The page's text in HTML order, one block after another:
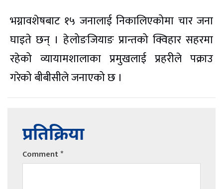
भग्नावशेषबाट १५ जनालाई निकालिएकोमा चार जना
घाइते छन् । हेलोङजियाङ प्रान्तको क्विहार सहरमा
रहेको व्यायामशालाका प्रमुखलाई प्रहरीले पक्राउ
गरेको बीबीसीले जनाएको छ ।
प्रतिक्रिया
Comment*